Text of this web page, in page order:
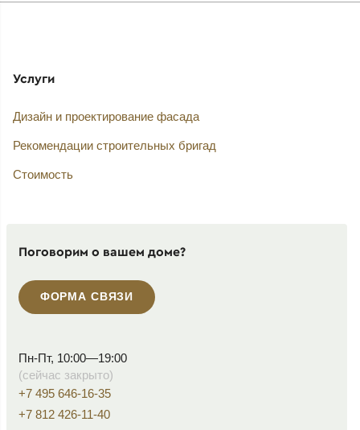
Услуги
Дизайн и проектирование фасада
Рекомендации строительных бригад
Стоимость
Поговорим о вашем доме?
ФОРМА СВЯЗИ
Пн-Пт, 10:00—19:00
(сейчас закрыто)
+7 495 646-16-35
+7 812 426-11-40